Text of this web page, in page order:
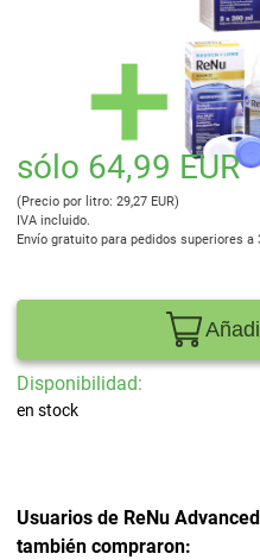
sólo 64,99 EUR
(Precio por litro: 29,27 EUR)
IVA incluido.
Envío gratuito para pedidos superiores a
Disponibilidad:
en stock
Usuarios de ReNu
también compraron: